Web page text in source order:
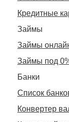
Кредитные
Займы
Займы
Займы под
Банки
Список
Конвертер